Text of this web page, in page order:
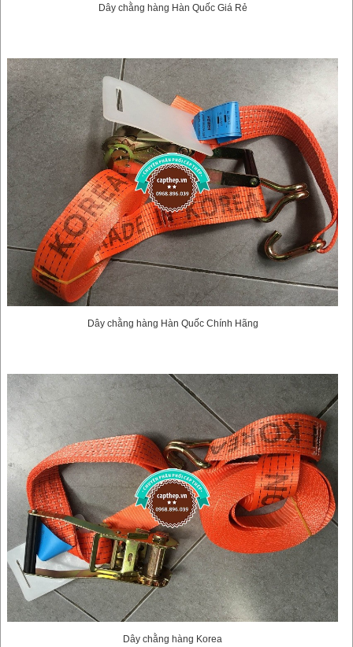
Dây chằng hàng Hàn Quốc Giá Rẻ
Dây chằng hàng Hàn Quốc Chính Hãng
Dây chằng hàng Korea